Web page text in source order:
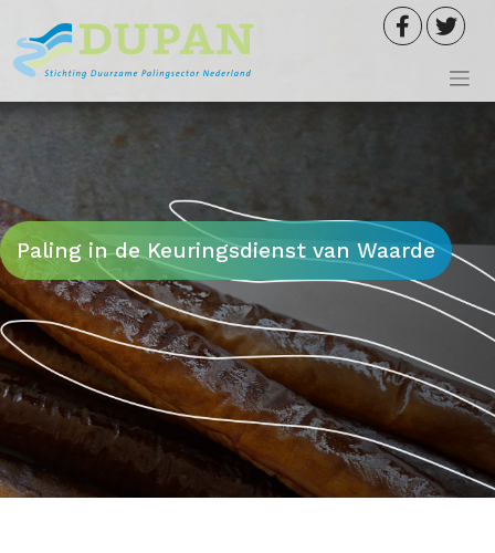
inhoud
Paling in de Keuringsdienst van Waarde